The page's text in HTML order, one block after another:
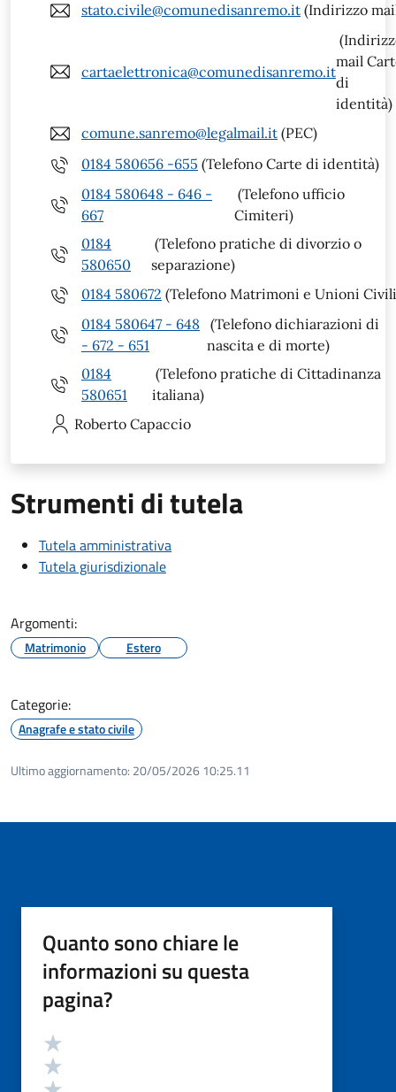
stato.civile@comunedisanremo.it (Indirizzo
cartaelettronica@comunedisanremo.it
mail
di
identità)
comune.sanremo@legalmail.it (PEC)
0184 580656 -655 (Telefono Carte di identità)
0184 580648 - 646 -
667
(Telefono ufficio
Cimiteri)
0184
580650
(Telefono pratiche di divorzio o
separazione)
0184 580672 (Telefono Matrimoni e Unioni
0184 580647 - 648
- 672 - 651
(Telefono dichiarazioni di
nascita e di morte)
0184
580651
(Telefono pratiche di Cittadinanza
italiana)
Roberto Capaccio
Strumenti di tutela
Tutela amministrativa
Tutela giurisdizionale
Argomenti:
Matrimonio Estero
Categorie:
Anagrafe e stato civile
Ultimo aggiornamento: 20/05/2026 10:25.11
Quanto sono chiare le
informazioni su questa
pagina?
Valutazione